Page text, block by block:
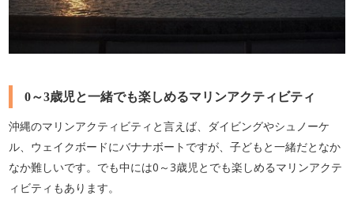
0～3歳児と一緒でも楽しめるマリンアクティビティ
沖縄のマリンアクティビティと言えば、ダイビングやシュノーケ
ル、ウェイクボードにバナナボートですが、子どもと一緒だとなか
なか難しいです。でも中には0～3歳児とでも楽しめるマリンアクテ
ィビティもあります。